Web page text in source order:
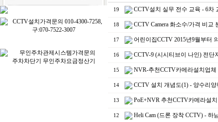
19 CCTV설치 실무 전수 교육 - 6차
18 CCTV Camera 화소수/가격 비
17 어린이집CCTV 2015년9월부터
16 CCTV-9 (시시티브이 나인) 전
15 NVR-추천CCTV카메라설치업
14 CCTV 설치 개념도(1) - 양수리
13 PoE+NVR 추천CCTV카메라설
12 Heli Cam (드론 장착 CCTV) -